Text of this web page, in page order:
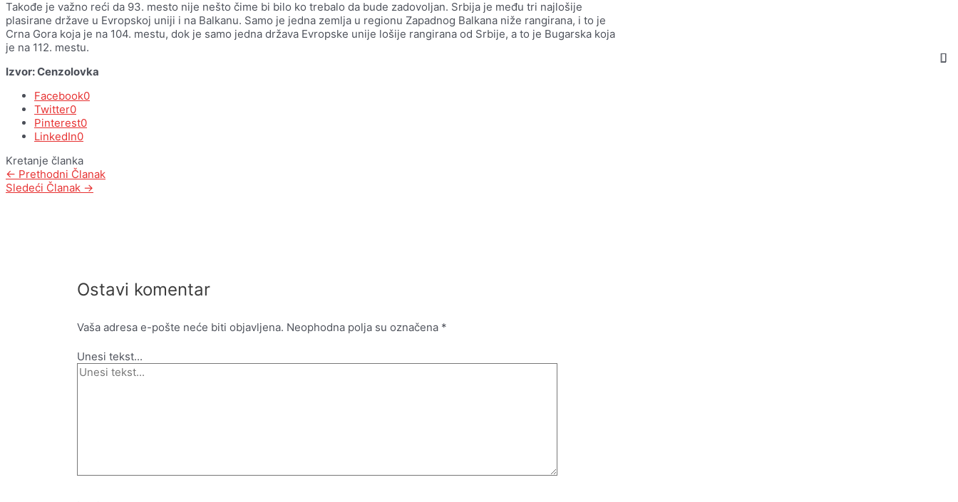
Takođe je važno reći da 93. mesto nije nešto čime bi bilo ko trebalo da bude zadovoljan. Srbija je među tri najlošije
plasirane države u Evropskoj uniji i na Balkanu. Samo je jedna zemlja u regionu Zapadnog Balkana niže rangirana, i to je
Crna Gora koja je na 104. mestu, dok je samo jedna država Evropske unije lošije rangirana od Srbije, a to je Bugarska koja
je na 112. mestu.
Izvor: Cenzolovka
Facebook0
Twitter0
Pinterest0
LinkedIn0
Kretanje članka
← Prethodni Članak
Sledeći Članak →
Ostavi komentar
Vaša adresa e-pošte neće biti objavljena. Neophodna polja su označena *
Unesi tekst...